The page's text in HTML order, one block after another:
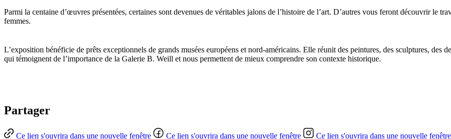
Parmi la centaine d’œuvres présentées, certaines sont devenues de véritables jalons de l’histoire de l’art. D’autres vous feront découvrir le
femmes.
L’exposition bénéficie de prêts exceptionnels de grands musées européens et nord-américains. Elle réunit des peintures, des sculptures, des
qui témoignent de l’importance de la Galerie B. Weill et nous permettent de mieux comprendre son contexte historique.
Partager
Ce lien s'ouvrira dans une nouvelle fenêtre Ce lien s'ouvrira dans une nouvelle fenêtre Ce lien s'ouvrira dans une nouvelle fenêtre